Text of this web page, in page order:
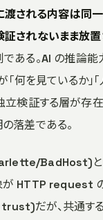
渡される内容は同一
されないまま放
ある。AI の推論
「何を見ているか」
立検証する層が存
落差である。
BadHost)と
HTTP request
trust)だが、共通す